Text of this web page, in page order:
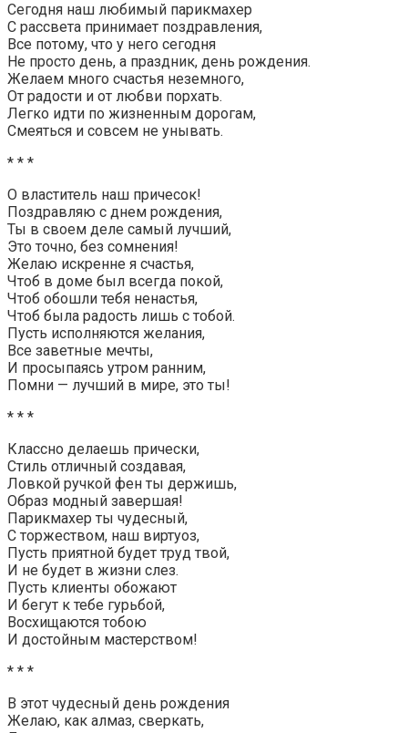
Сегодня наш любимый парикмахер
С рассвета принимает поздравления,
Все потому, что у него сегодня
Не просто день, а праздник, день рождения.
Желаем много счастья неземного,
От радости и от любви порхать.
Легко идти по жизненным дорогам,
Смеяться и совсем не унывать.
* * *
О властитель наш причесок!
Поздравляю с днем рождения,
Ты в своем деле самый лучший,
Это точно, без сомнения!
Желаю искренне я счастья,
Чтоб в доме был всегда покой,
Чтоб обошли тебя ненастья,
Чтоб была радость лишь с тобой.
Пусть исполняются желания,
Все заветные мечты,
И просыпаясь утром ранним,
Помни — лучший в мире, это ты!
* * *
Классно делаешь прически,
Стиль отличный создавая,
Ловкой ручкой фен ты держишь,
Образ модный завершая!
Парикмахер ты чудесный,
С торжеством, наш виртуоз,
Пусть приятной будет труд твой,
И не будет в жизни слез.
Пусть клиенты обожают
И бегут к тебе гурьбой,
Восхищаются тобою
И достойным мастерством!
* * *
В этот чудесный день рождения
Желаю, как алмаз, сверкать,